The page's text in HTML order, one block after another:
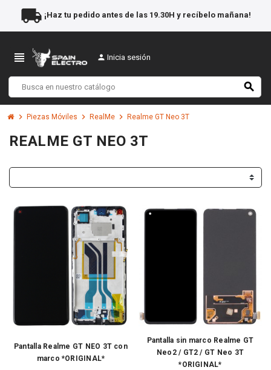
local_shipping ¡Haz tu pedido antes de las 19.30H y recíbelo mañana!
view_headline person Inicia sesión
search
chevron_right Piezas Móviles chevron_right RealMe chevron_right Realme GT Neo 3T
REALME GT NEO 3T
Pantalla Realme GT NEO 3T con
marco *ORIGINAL*
Pantalla sin marco Realme GT
Neo2 / GT2 / GT Neo 3T
*ORIGINAL*